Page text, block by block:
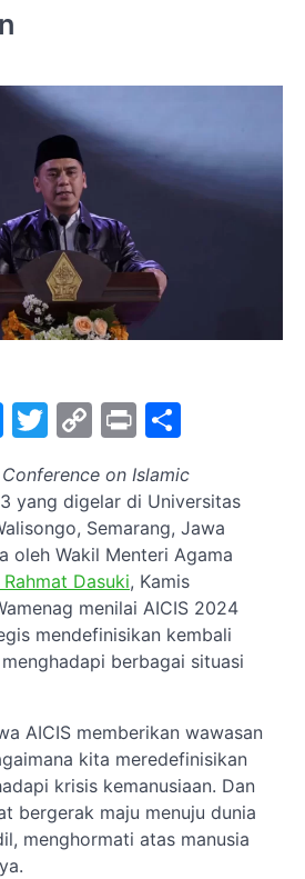
Messenger
Twitter
Copy
Print
on Islamic
yang digelar di Universitas
Semarang, Jawa
oleh Wakil Menteri Agama
Dasuki, Kamis
menilai AICIS 2024
mendefinisikan kembali
berbagai situasi
AICIS memberikan wawasan
kita meredefinisikan
krisis kemanusiaan. Dan
bergerak maju menuju dunia
menghormati atas manusia